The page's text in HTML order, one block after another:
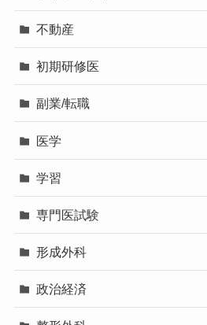
不動産
初期研修医
副業/転職
医学
学習
専門医試験
形成外科
政治経済